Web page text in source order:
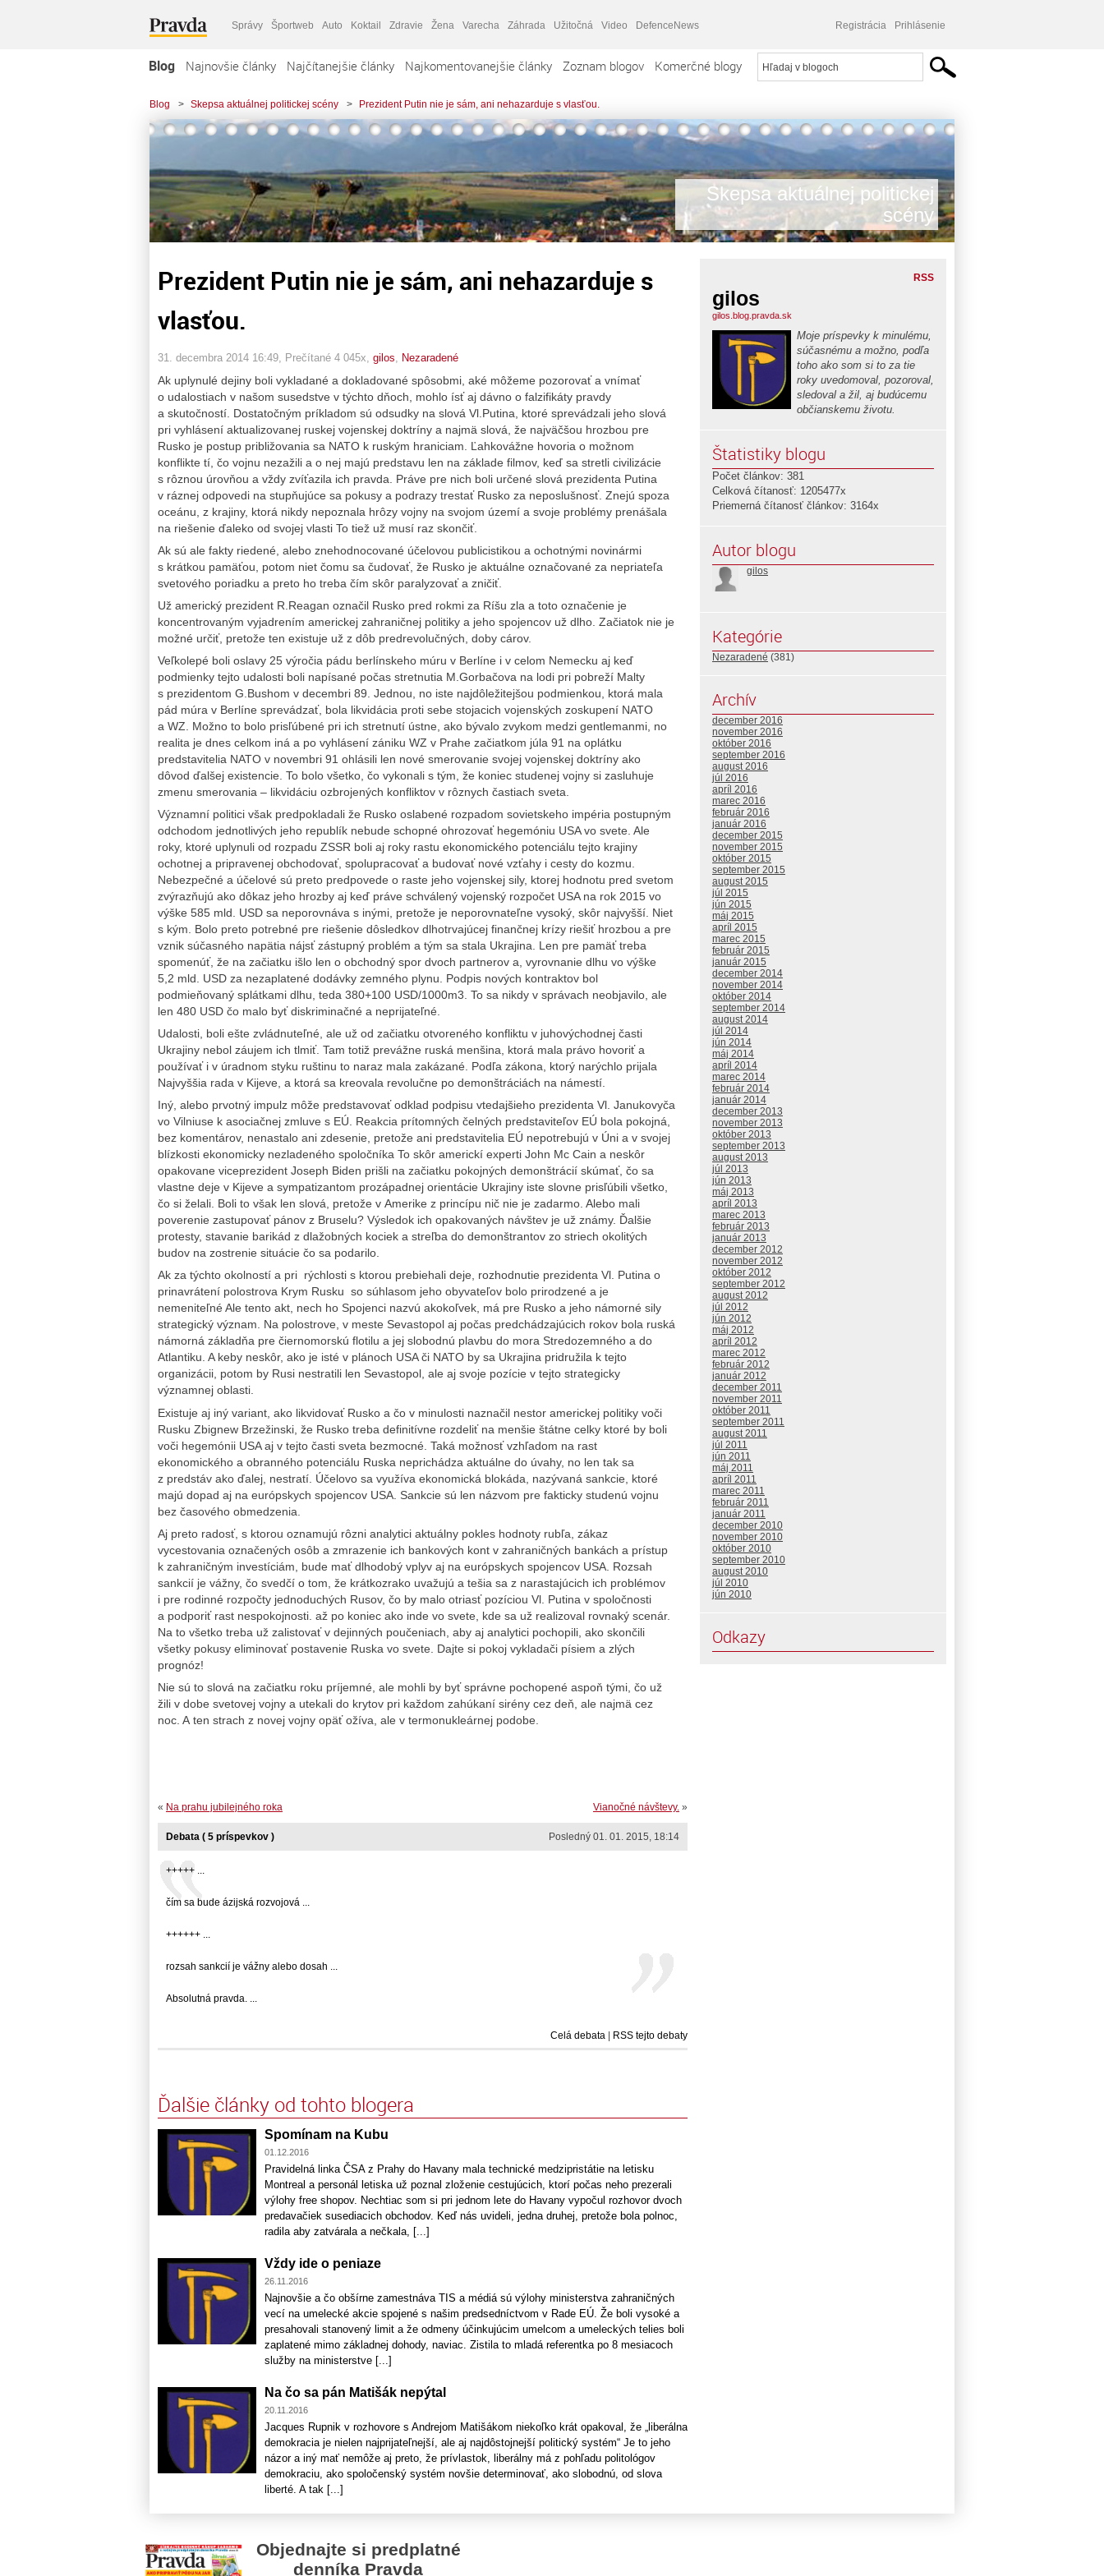
Správy Športweb Auto Koktail Zdravie Žena Varecha Záhrada Užitočná Video DefenceNews Registrácia Prihlásenie
Blog Najnovšie články Najčítanejšie články Najkomentovanejšie články Zoznam blogov Komerčné blogy
Blog > Skepsa aktuálnej politickej scény > Prezident Putin nie je sám, ani nehazarduje s vlasťou.
Skepsa aktuálnej politickej
scény
Prezident Putin nie je sám, ani nehazarduje s
vlasťou.
31. decembra 2014 16:49 , Prečítané 4 045x, gilos Nezaradené
Ak uplynulé dejiny boli vykladané a dokladované spôsobmi, aké môžeme pozorovať a vnímať
o udalostiach v našom susedstve v týchto dňoch, mohlo ísť aj dávno o falzifikáty pravdy
a skutočností. Dostatočným príkladom sú odsudky na slová Vl.Putina, ktoré sprevádzali jeho slová
pri vyhlásení aktualizovanej ruskej vojenskej doktríny a najmä slová, že najväčšou hrozbou pre
Rusko je postup približovania sa NATO k ruským hraniciam. Ľahkovážne hovoria o možnom
konflikte tí, čo vojnu nezažili a o nej majú predstavu len na základe filmov, keď sa stretli civilizácie
s rôznou úrovňou a vždy zvíťazila ich pravda. Práve pre nich boli určené slová prezidenta Putina
v ráznej odpovedi na stupňujúce sa pokusy a podrazy trestať Rusko za neposlušnosť. Znejú spoza
oceánu, z krajiny, ktorá nikdy nepoznala hrôzy vojny na svojom území a svoje problémy prenášala
na riešenie ďaleko od svojej vlasti To tiež už musí raz skončiť.
Ak sú ale fakty riedené, alebo znehodnocované účelovou publicistikou a ochotnými novinármi
s krátkou pamäťou, potom niet čomu sa čudovať, že Rusko je aktuálne označované za nepriateľa
svetového poriadku a preto ho treba čím skôr paralyzovať a zničiť.
Už americký prezident R.Reagan označil Rusko pred rokmi za Ríšu zla a toto označenie je
koncentrovaným vyjadrením americkej zahraničnej politiky a jeho spojencov už dlho. Začiatok nie je
možné určiť, pretože ten existuje už z dôb predrevolučných, doby cárov.
Veľkolepé boli oslavy 25 výročia pádu berlínskeho múru v Berlíne i v celom Nemecku aj keď
podmienky tejto udalosti boli napísané počas stretnutia M.Gorbačova na lodi pri pobreží Malty
s prezidentom G.Bushom v decembri 89. Jednou, no iste najdôležitejšou podmienkou, ktorá mala
pád múra v Berlíne sprevádzať, bola likvidácia proti sebe stojacich vojenských zoskupení NATO
a WZ. Možno to bolo prisľúbené pri ich stretnutí ústne, ako bývalo zvykom medzi gentlemanmi, no
realita je dnes celkom iná a po vyhlásení zániku WZ v Prahe začiatkom júla 91 na oplátku
predstavitelia NATO v novembri 91 ohlásili len nové smerovanie svojej vojenskej doktríny ako
dôvod ďalšej existencie. To bolo všetko, čo vykonali s tým, že koniec studenej vojny si zasluhuje
zmenu smerovania – likvidáciu ozbrojených konfliktov v rôznych častiach sveta.
Významní politici však predpokladali že Rusko oslabené rozpadom sovietskeho impéria postupným
odchodom jednotlivých jeho republík nebude schopné ohrozovať hegemóniu USA vo svete. Ale
roky, ktoré uplynuli od rozpadu ZSSR boli aj roky rastu ekonomického potenciálu tejto krajiny
ochotnej a pripravenej obchodovať, spolupracovať a budovať nové vzťahy i cesty do kozmu.
Nebezpečné a účelové sú preto predpovede o raste jeho vojenskej sily, ktorej hodnotu pred svetom
zvýrazňujú ako dôkaz jeho hrozby aj keď práve schválený vojenský rozpočet USA na rok 2015 vo
výške 585 mld. USD sa neporovnáva s inými, pretože je neporovnateľne vysoký, skôr najvyšší. Niet
s kým. Bolo preto potrebné pre riešenie dôsledkov dlhotrvajúcej finančnej krízy riešiť hrozbou a pre
vznik súčasného napätia nájsť zástupný problém a tým sa stala Ukrajina. Len pre pamäť treba
spomenúť, že na začiatku išlo len o obchodný spor dvoch partnerov a, vyrovnanie dlhu vo výške
5,2 mld. USD za nezaplatené dodávky zemného plynu. Podpis nových kontraktov bol
podmieňovaný splátkami dlhu, teda 380+100 USD/1000m3. To sa nikdy v správach neobjavilo, ale
len 480 USD čo malo byť diskriminačné a neprijateľné.
Udalosti, boli ešte zvládnuteľné, ale už od začiatku otvoreného konfliktu v juhovýchodnej časti
Ukrajiny nebol záujem ich tlmiť. Tam totiž prevážne ruská menšina, ktorá mala právo hovoriť a
používať i v úradnom styku ruštinu to naraz mala zakázané. Podľa zákona, ktorý narýchlo prijala
Najvyššia rada v Kijeve, a ktorá sa kreovala revolučne po demonštráciách na námestí.
Iný, alebo prvotný impulz môže predstavovať odklad podpisu vtedajšieho prezidenta Vl. Janukovyča
vo Vilniuse k asociačnej zmluve s EÚ. Reakcia prítomných čelných predstaviteľov EÚ bola pokojná,
bez komentárov, nenastalo ani zdesenie, pretože ani predstavitelia EÚ nepotrebujú v Úni a v svojej
blízkosti ekonomicky nezladeného spoločníka To skôr americkí experti John Mc Cain a neskôr
opakovane viceprezident Joseph Biden prišli na začiatku pokojných demonštrácií skúmať, čo sa
vlastne deje v Kijeve a sympatizantom prozápadnej orientácie Ukrajiny iste slovne prisľúbili všetko,
čo si želali. Boli to však len slová, pretože v Amerike z princípu nič nie je zadarmo. Alebo mali
poverenie zastupovať pánov z Bruselu? Výsledok ich opakovaných návštev je už známy. Ďalšie
protesty, stavanie barikád z dlažobných kociek a streľba do demonštrantov zo striech okolitých
budov na zostrenie situácie čo sa podarilo.
Ak za týchto okolností a pri rýchlosti s ktorou prebiehali deje, rozhodnutie prezidenta Vl. Putina o
prinavrátení polostrova Krym Rusku so súhlasom jeho obyvateľov bolo prirodzené a je
nemeniteľné Ale tento akt, nech ho Spojenci nazvú akokoľvek, má pre Rusko a jeho námorné sily
strategický význam. Na polostrove, v meste Sevastopol aj počas predchádzajúcich rokov bola ruská
námorná základňa pre čiernomorskú flotilu a jej slobodnú plavbu do mora Stredozemného a do
Atlantiku. A keby neskôr, ako je isté v plánoch USA či NATO by sa Ukrajina pridružila k tejto
organizácii, potom by Rusi nestratili len Sevastopol, ale aj svoje pozície v tejto strategicky
významnej oblasti.
Existuje aj iný variant, ako likvidovať Rusko a čo v minulosti naznačil nestor americkej politiky voči
Rusku Zbignew Brzežinski, že Rusko treba definitívne rozdeliť na menšie štátne celky ktoré by boli
voči hegemónii USA aj v tejto časti sveta bezmocné. Taká možnosť vzhľadom na rast
ekonomického a obranného potenciálu Ruska neprichádza aktuálne do úvahy, no len tak sa
z predstáv ako ďalej, nestratí. Účelovo sa využíva ekonomická blokáda, nazývaná sankcie, ktoré
majú dopad aj na európskych spojencov USA. Sankcie sú len názvom pre fakticky studenú vojnu
bez časového obmedzenia.
Aj preto radosť, s ktorou oznamujú rôzni analytici aktuálny pokles hodnoty rubľa, zákaz
vycestovania označených osôb a zmrazenie ich bankových kont v zahraničných bankách a prístup
k zahraničným investíciám, bude mať dlhodobý vplyv aj na európskych spojencov USA. Rozsah
sankcií je vážny, čo svedčí o tom, že krátkozrako uvažujú a tešia sa z narastajúcich ich problémov
i pre rodinné rozpočty jednoduchých Rusov, čo by malo otriasť pozíciou Vl. Putina v spoločnosti
a podporiť rast nespokojnosti. až po koniec ako inde vo svete, kde sa už realizoval rovnaký scenár.
Na to všetko treba už zalistovať v dejinných poučeniach, aby aj analytici pochopili, ako skončili
všetky pokusy eliminovať postavenie Ruska vo svete. Dajte si pokoj vykladači písiem a zlých
prognóz!
Nie sú to slová na začiatku roku príjemné, ale mohli by byť správne pochopené aspoň tými, čo už
žili v dobe svetovej vojny a utekali do krytov pri každom zahúkaní sirény cez deň, ale najmä cez
noc. A ten strach z novej vojny opäť ožíva, ale v termonukleárnej podobe.
Vianočné návštevy. »
« Na prahu jubilejného roka
Posledný 01. 01. 2015, 18:14
Debata ( 5 príspevkov )
+++++ ...
čím sa bude ázijská rozvojová ...
++++++ ...
rozsah sankcií je vážny alebo dosah ...
Absolutná pravda. ...
Celá debata RSS tejto debaty
Ďalšie články od tohto blogera
Spomínam na Kubu
01.12.2016
Pravidelná linka ČSA z Prahy do Havany mala technické medzipristátie na letisku
Montreal a personál letiska už poznal zloženie cestujúcich, ktorí počas neho prezerali
výlohy free shopov. Nechtiac som si pri jednom lete do Havany vypočul rozhovor dvoch
predavačiek susediacich obchodov. Keď nás uvideli, jedna druhej, pretože bola polnoc,
radila aby zatvárala a nečkala, [...]
Vždy ide o peniaze
26.11.2016
Najnovšie a čo obšírne zamestnáva TIS a médiá sú výlohy ministerstva zahraničných
vecí na umelecké akcie spojené s našim predsedníctvom v Rade EÚ. Že boli vysoké a
presahovali stanovený limit a že odmeny účinkujúcim umelcom a umeleckých telies boli
zaplatené mimo základnej dohody, naviac. Zistila to mladá referentka po 8 mesiacoch
služby na ministerstve [...]
Na čo sa pán Matišák nepýtal
20.11.2016
Jacques Rupnik v rozhovore s Andrejom Matišákom niekoľko krát opakoval, že „liberálna
demokracia je nielen najprijateľnejší, ale aj najdôstojnejší politický systém“ Je to jeho
názor a iný mať nemôže aj preto, že prívlastok, liberálny má z pohľadu politológov
demokraciu, ako spoločenský systém novšie determinovať, ako slobodnú, od slova
liberté. A tak [...]
RSS
gilos
gilos.blog.pravda.sk
Moje príspevky k minulému,
súčasnému a možno, podľa
toho ako som si to za tie
roky uvedomoval, pozoroval,
sledoval a žil, aj budúcemu
občianskemu životu.
Štatistiky blogu
Počet článkov: 381
Celková čítanosť: 1205477x
Priemerná čítanosť článkov: 3164x
Autor blogu
gilos
Kategórie
Nezaradené (381)
Archív
december 2016
november 2016
október 2016
september 2016
august 2016
júl 2016
apríl 2016
marec 2016
február 2016
január 2016
december 2015
november 2015
október 2015
september 2015
august 2015
júl 2015
jún 2015
máj 2015
apríl 2015
marec 2015
február 2015
január 2015
december 2014
november 2014
október 2014
september 2014
august 2014
júl 2014
jún 2014
máj 2014
apríl 2014
marec 2014
február 2014
január 2014
december 2013
november 2013
október 2013
september 2013
august 2013
júl 2013
jún 2013
máj 2013
apríl 2013
marec 2013
február 2013
január 2013
december 2012
november 2012
október 2012
september 2012
august 2012
júl 2012
jún 2012
máj 2012
apríl 2012
marec 2012
február 2012
január 2012
december 2011
november 2011
október 2011
september 2011
august 2011
júl 2011
jún 2011
máj 2011
apríl 2011
marec 2011
február 2011
január 2011
december 2010
november 2010
október 2010
september 2010
august 2010
júl 2010
jún 2010
Odkazy
Objednajte si predplatné
denníka Pravda